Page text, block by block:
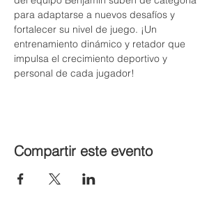
para adaptarse a nuevos desafíos y
fortalecer su nivel de juego. ¡Un
entrenamiento dinámico y retador que
impulsa el crecimiento deportivo y
personal de cada jugador!
Compartir este evento